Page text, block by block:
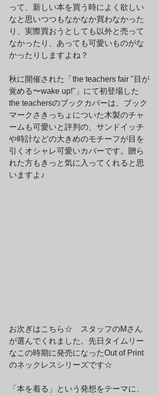
って、新しい本を買う時によく欲しい
なと思いつつもなかなか買わなかった
り、実際買おうとしても以外と売って
なかったり、あっても可愛いものがな
かったりしますよね？
秋に開催された「the teachers fair "目が
覚める〜wake up!"」にて初登場した
the teachersのブックカバーは、ブック
マークさきっちょについた木製のチャ
ームも可愛いと評判の、サンドイッチ
や時計などの大きめのモチーフが目を
引くオシャレ可愛いカバーです。贈ら
れた方もきっと気に入ってくれると思
いますよ♪
お次ぎはこちら☆　スタッフのMさん
が選んでくれました。先日タイムリー
なこの時期に発売になったOut of Print
のネックレスシリーズです☆
「本を着る」という発想をテーマに、